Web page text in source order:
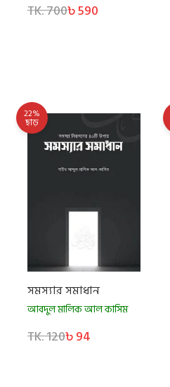
TK. 700৳ 590
22%
ছাড়
সমস্যার সমাধান
আবদুল মালিক আল কাসিম
TK. 120৳ 94